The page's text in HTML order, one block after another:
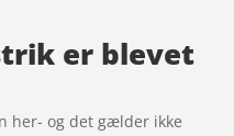
er blevet
her- og det gælder ikke